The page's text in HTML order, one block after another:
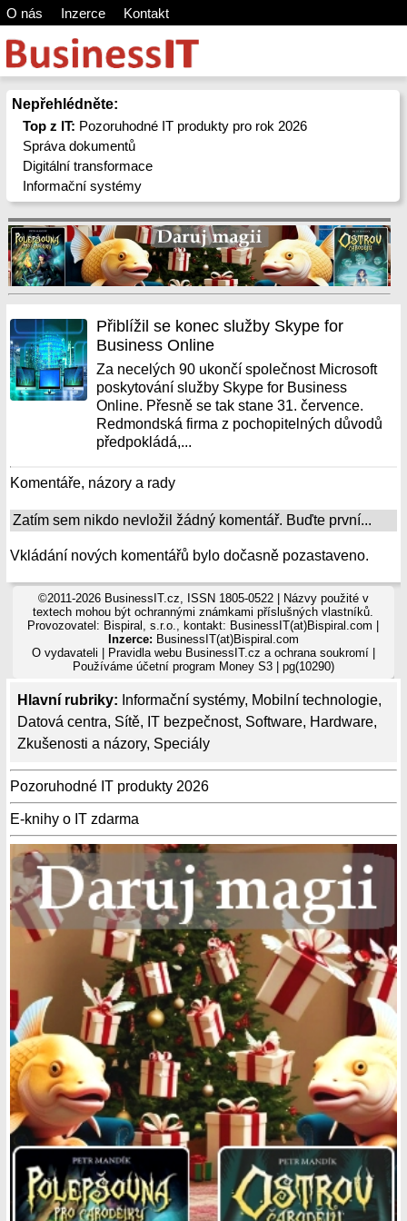
O nás Inzerce Kontakt
Nepřehlédněte:
Top z IT: Pozoruhodné IT produkty pro rok 2026
Správa dokumentů
Digitální transformace
Informační systémy
Hlavní rubriky: Informační systémy, Mobilní technologie,
Datová centra, Sítě, IT bezpečnost, Software, Hardware,
Zkušenosti a názory, Speciály
Pozoruhodné IT produkty 2026
E-knihy o IT zdarma
Přiblížil se konec služby Skype for
Business Online
Za necelých 90 ukončí společnost Microsoft
poskytování služby Skype for Business
Online. Přesně se tak stane 31. července.
Redmondská firma z pochopitelných důvodů
předpokládá,...
Komentáře, názory a rady
Zatím sem nikdo nevložil žádný komentář. Buďte první...
Vkládání nových komentářů bylo dočasně pozastaveno.
©2011-2026 BusinessIT.cz, ISSN 1805-0522 | Názvy použité v
textech mohou být ochrannými známkami příslušných vlastníků.
Provozovatel: Bispiral, s.r.o., kontakt: BusinessIT(at)Bispiral.com |
Inzerce: BusinessIT(at)Bispiral.com
O vydavateli
Pravidla webu BusinessIT.cz a ochrana soukromí|
Používáme účetní program Money S3| pg(10290)